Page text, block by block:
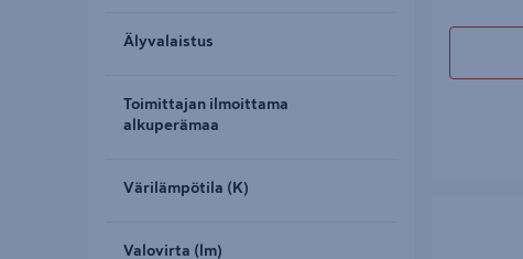
Älyvalaistus
Toimittajan ilmoittama
alkuperämaa
Värilämpötila (K)
Valovirta (lm)